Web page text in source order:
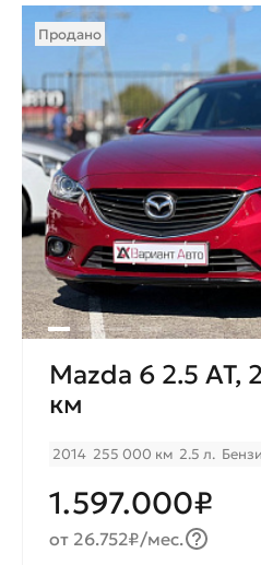
Продано
Mazda 6 2.5 AT,
км
2014 255 000 км 2.5 л.
1.597.000₽
от 26.752₽/мес.